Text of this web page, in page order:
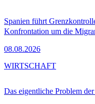
Spanien führt
Konfrontation um die
08.08.2026
Das eigentliche Problem
WIRTSCHAFT